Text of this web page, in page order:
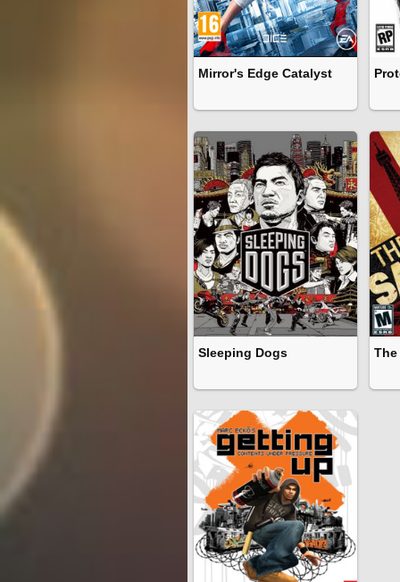
Mirror's Edge Catalyst
Sleeping Dogs